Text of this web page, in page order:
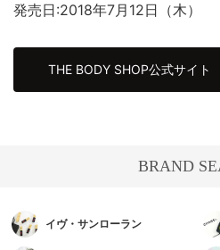
発売日:2018年7月12日（木）
THE BODY SHOP公式サイト
BRAND
イヴ・サンローラン